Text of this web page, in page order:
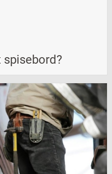
spisebord?